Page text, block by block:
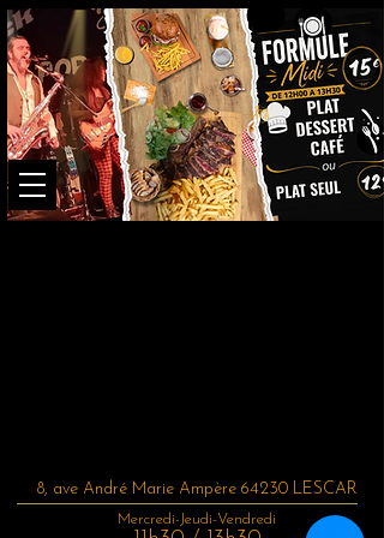
8, ave André Marie Ampère 64230 LESCAR
Mercredi-Jeudi-Vendredi